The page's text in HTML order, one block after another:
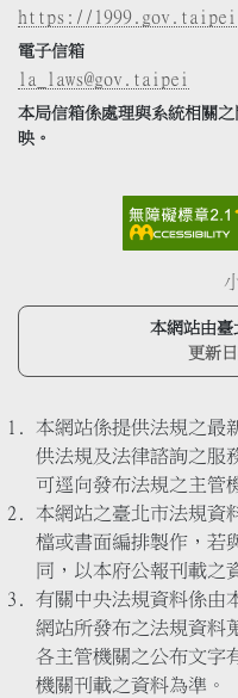
https://1999.gov.taipei
電子信箱
la_laws@gov.taipei
本局信箱係處理與系統相關
映。
本網站由臺
更新
本網站係提供法規之最
供法規及法律諮詢之服
可逕向發布法規之主管
本網站之臺北市法規資
檔或書面編排製作，若
同，以本府公報刊載之
有關中央法規資料係由
網站所發布之法規資料
各主管機關之公布文字
機關刊載之資料為準。